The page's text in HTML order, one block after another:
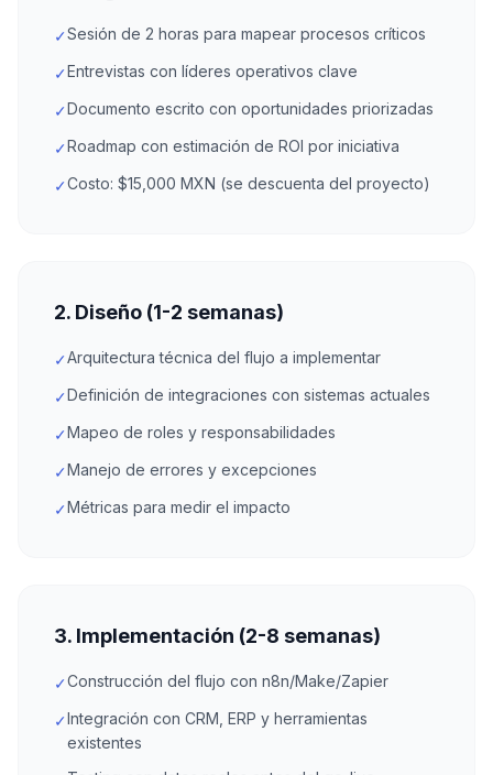
✓Sesión de 2 horas para mapear procesos críticos
✓Entrevistas con líderes operativos clave
✓Documento escrito con oportunidades priorizadas
✓Roadmap con estimación de ROI por iniciativa
✓Costo: $15,000 MXN (se descuenta del proyecto)
2. Diseño (1-2 semanas)
✓Arquitectura técnica del flujo a implementar
✓Definición de integraciones con sistemas actuales
✓Mapeo de roles y responsabilidades
✓Manejo de errores y excepciones
✓Métricas para medir el impacto
3. Implementación (2-8 semanas)
✓Construcción del flujo con n8n/Make/Zapier
✓Integración con CRM, ERP y herramientas
existentes